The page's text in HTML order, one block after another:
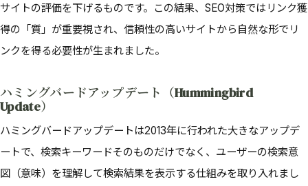
サイトの評価を下げるものです。この結果、SEO対策ではリンク獲
得の「質」が重要視され、信頼性の高いサイトから自然な形でリ
ンクを得る必要性が生まれました。
ハミングバードアップデート（Hummingbird
Update）
ハミングバードアップデートは2013年に行われた大きなアップデ
ートで、検索キーワードそのものだけでなく、ユーザーの検索意
図（意味）を理解して検索結果を表示する仕組みを取り入れまし